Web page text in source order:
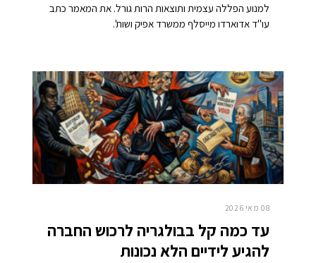
למנוע הפללה עצמית ותוצאות הרות גורל. את המאמר כתב
עו"ד אדוארדו מייסלף ממשרד אפיק ושות'.
08 מאי 2026
עד כמה קל בבולגריה לרכוש החברה
להגיע לידיים הלא נכונות